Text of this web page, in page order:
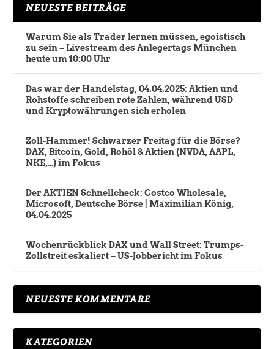
NEUESTE BEITRÄGE
Warum Sie als Trader lernen müssen, egoistisch
zu sein – Livestream des Anlegertags München
heute um 10:00 Uhr
Das war der Handelstag, 04.04.2025: Aktien und
Rohstoffe schreiben rote Zahlen, während USD
und Kryptowährungen sich erholen
Zoll-Hammer! Schwarzer Freitag für die Börse?
DAX, Bitcoin, Gold, Rohöl & Aktien (NVDA, AAPL,
NKE,…) im Fokus
Der AKTIEN Schnellcheck: Costco Wholesale,
Microsoft, Deutsche Börse | Maximilian König,
04.04.2025
Wochenrückblick DAX und Wall Street: Trumps-
Zollstreit eskaliert – US-Jobbericht im Fokus
NEUESTE KOMMENTARE
KATEGORIEN